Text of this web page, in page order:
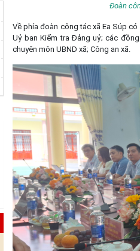
Đoàn
Về phía đoàn công tác xã Ea Súp
Uỷ ban Kiểm tra Đảng uỷ; các
chuyên môn UBND xã; Công an xã.